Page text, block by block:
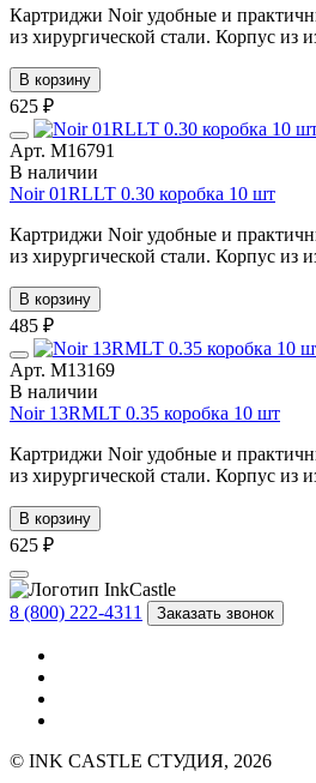
Картриджи Noir удобные и
из хирургической стали. Корпус из
В корзину
625 ₽
Арт. М16791
В наличии
Noir 01RLLT 0.30 коробка 10 шт
Картриджи Noir удобные и
из хирургической стали. Корпус из
В корзину
485 ₽
Арт. М13169
В наличии
Noir 13RMLT 0.35 коробка 10 шт
Картриджи Noir удобные и
из хирургической стали. Корпус из
В корзину
625 ₽
8 (800) 222-4311 Заказать звонок
© INK CASTLE СТУДИЯ, 2026